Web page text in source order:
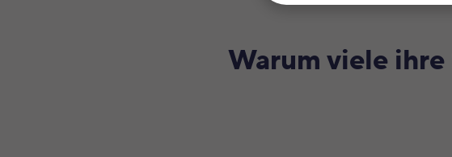
Warum viele